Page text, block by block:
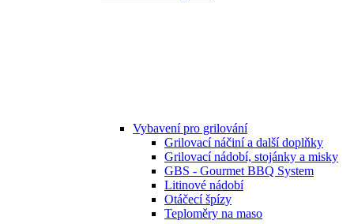
Vybavení pro grilování
Grilovací náčiní a další doplňky
Grilovací nádobí, stojánky a misky
GBS - Gourmet BBQ System
Litinové nádobí
Otáčecí špízy
Teploměry na maso